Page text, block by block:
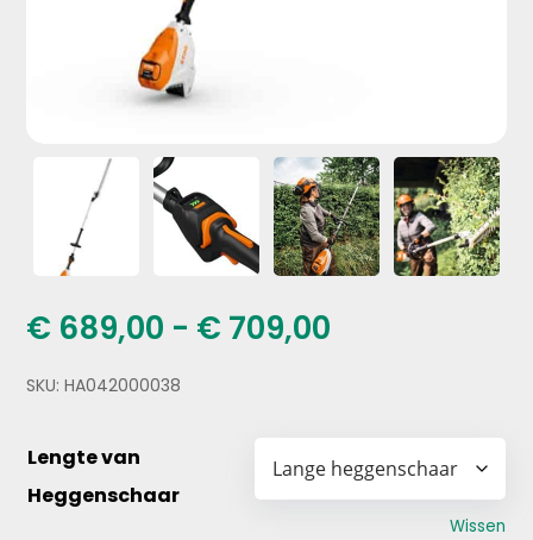
€ 689,00 - € 709,00
SKU:HA042000038
Lengte van
Heggenschaar
Wissen